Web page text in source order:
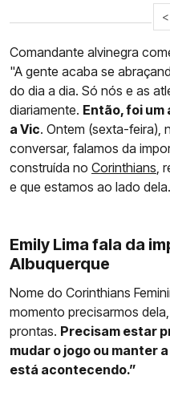
<
Comandante alvinegra
"A gente acaba se
do dia a dia. Só nós e as
diariamente. Então, foi um
a Vic. Ontem (sexta-feira),
conversar, falamos da
construída no Corinthians ,
e que estamos ao lado
Emily Lima fala da
Albuquerque
Nome do Corinthians
momento precisarmos
prontas. Precisam estar
mudar o jogo ou manter
está acontecendo.”